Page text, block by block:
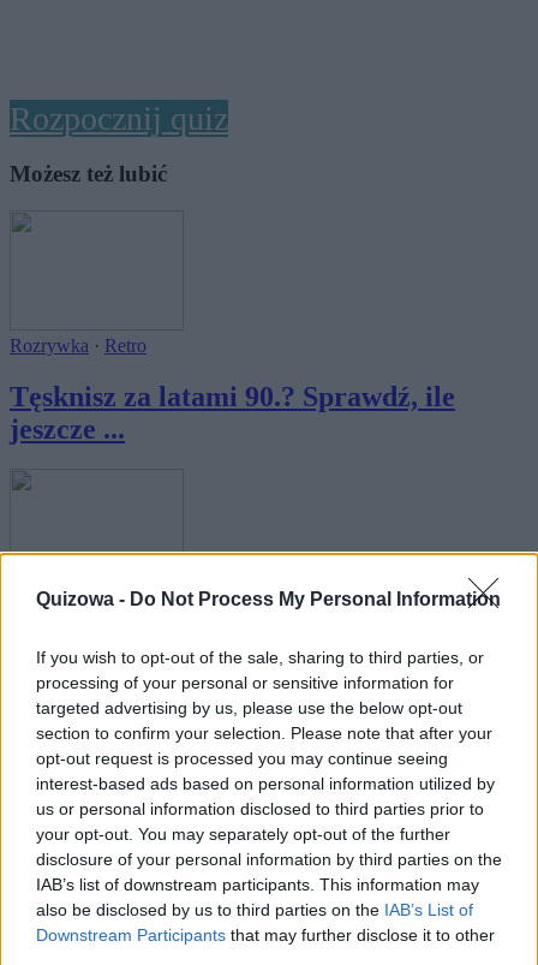
Quizowa - Do Not Process My Personal Information
If you wish to opt-out of the sale, sharing to third parties, or
processing of your personal or sensitive information for
targeted advertising by us, please use the below opt-out
section to confirm your selection. Please note that after your
opt-out request is processed you may continue seeing
interest-based ads based on personal information utilized by
us or personal information disclosed to third parties prior to
your opt-out. You may separately opt-out of the further
disclosure of your personal information by third parties on the
IAB’s list of downstream participants. This information may
also be disclosed by us to third parties on the IAB’s List of
Downstream Participants that may further disclose it to other
Rozpocznij quiz
Możesz też lubić
Rozrywka · Retro
Tęsknisz za latami 90.? Sprawdź, ile
jeszcze ...
Telewizja
Pamiętasz, jak nazywają się te postacie z
baj...
Historia·Retro
Polska w latach 90. - pamiętasz to
jeszcze?